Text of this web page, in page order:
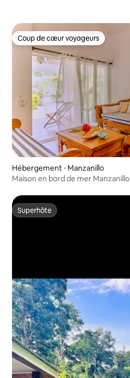
Coup de cœur voyageurs
Coup de cœur voyageurs
Hébergement ⋅ Manzanillo
Maison en bord de mer Manzanillo
Superhôte
Superhôte